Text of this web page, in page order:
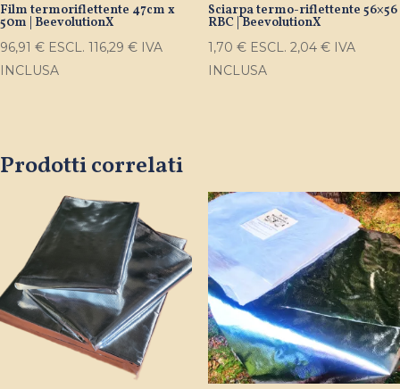
Film termoriflettente 47cm x
50m | BeevolutionX
96,91 € ESCL. 116,29 € IVA
INCLUSA
Sciarpa termo-riflettente 56×56
RBC | BeevolutionX
1,70 € ESCL. 2,04 €IVA
INCLUSA
Prodotti correlati